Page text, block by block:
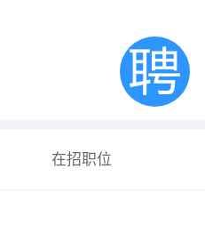
在招职位